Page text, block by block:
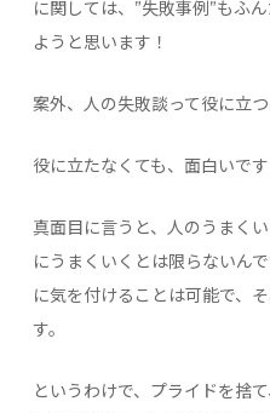
に関しては、”失敗事例”もふ
ようと思います！
案外、人の失敗談って役に立
役に立たなくても、面白いで
真面目に言うと、人のうまく
にうまくいくとは限らないん
に気を付けることは可能で、
す。
というわけで、プライドを捨